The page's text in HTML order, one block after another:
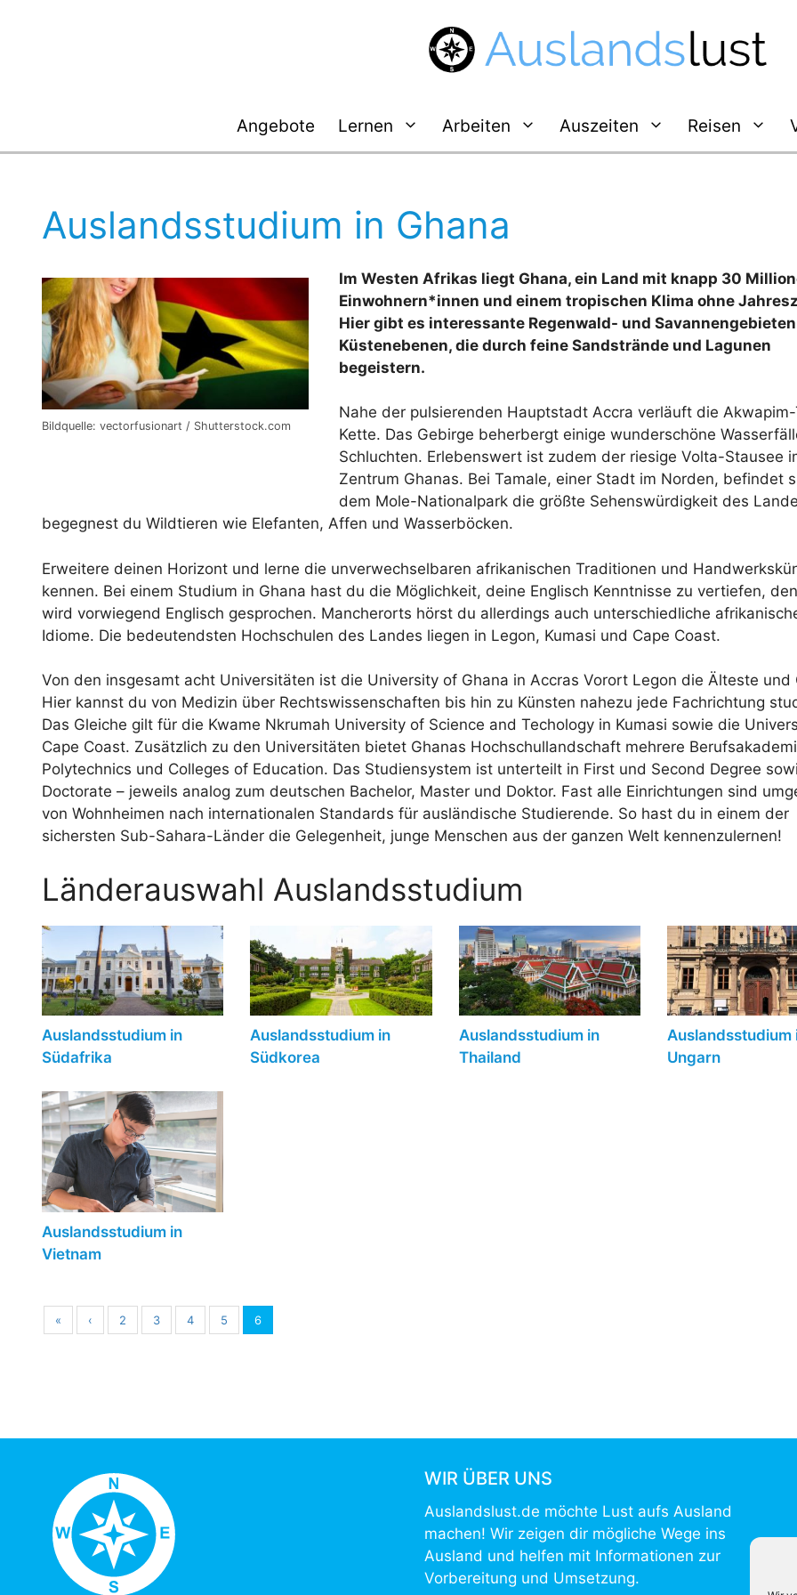
Angebote Lernen Arbeiten Auszeiten Reisen
Auslandsstudium in Ghana
Bildquelle: vectorfusionart / Shutterstock.com
Im Westen Afrikas liegt Ghana, ein Land mit knapp 30
Einwohnern*innen und einem tropischen Klima ohne
Hier gibt es interessante Regenwald- und
Küstenebenen, die durch feine Sandstrände und Lagunen
begeistern.
Nahe der pulsierenden Hauptstadt Accra verläuft die
Kette. Das Gebirge beherbergt einige wunderschöne
Schluchten. Erlebenswert ist zudem der riesige Volta-Stausee
Zentrum Ghanas. Bei Tamale, einer Stadt im Norden, befindet
dem Mole-Nationalpark die größte Sehenswürdigkeit des
begegnest du Wildtieren wie Elefanten, Affen und Wasserböcken.
Erweitere deinen Horizont und lerne die unverwechselbaren afrikanischen Traditionen und
kennen. Bei einem Studium in Ghana hast du die Möglichkeit, deine Englisch Kenntnisse zu vertiefen,
wird vorwiegend Englisch gesprochen. Mancherorts hörst du allerdings auch unterschiedliche
Idiome. Die bedeutendsten Hochschulen des Landes liegen in Legon, Kumasi und Cape Coast.
Von den insgesamt acht Universitäten ist die University of Ghana in Accras Vorort Legon die Älteste und
Hier kannst du von Medizin über Rechtswissenschaften bis hin zu Künsten nahezu jede Fachrichtung
Das Gleiche gilt für die Kwame Nkrumah University of Science and Techology in Kumasi sowie die
Cape Coast. Zusätzlich zu den Universitäten bietet Ghanas Hochschullandschaft mehrere
Polytechnics und Colleges of Education. Das Studiensystem ist unterteilt in First und Second Degree
Doctorate – jeweils analog zum deutschen Bachelor, Master und Doktor. Fast alle Einrichtungen sind
von Wohnheimen nach internationalen Standards für ausländische Studierende. So hast du in einem der
sichersten Sub-Sahara-Länder die Gelegenheit, junge Menschen aus der ganzen Welt kennenzulernen!
Länderauswahl Auslandsstudium
Auslandsstudium in
Südafrika
Auslandsstudium in
Südkorea
Auslandsstudium in
Thailand
Auslandsstudium
Ungarn
Auslandsstudium in
Vietnam
« ‹ 2 3 4 5 6
WIR ÜBER UNS
Auslandslust.de möchte Lust aufs Ausland
machen! Wir zeigen dir mögliche Wege ins
Ausland und helfen mit Informationen zur
Vorbereitung und Umsetzung.